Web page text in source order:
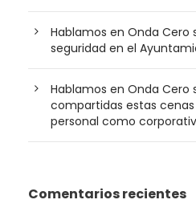
Hablamos en Onda Cero
seguridad en el
Hablamos en Onda Cero
compartidas estas
personal como
Comentarios recientes